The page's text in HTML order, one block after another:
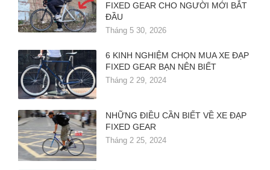
FIXED GEAR CHO NGƯỜI MỚI BẮT
ĐẦU
Tháng 5 30, 2026
6 KINH NGHIỆM CHỌN MUA XE ĐẠP
FIXED GEAR BẠN NÊN BIẾT
Tháng 2 29, 2024
NHỮNG ĐIỀU CẦN BIẾT VỀ XE ĐẠP
FIXED GEAR
Tháng 2 25, 2024